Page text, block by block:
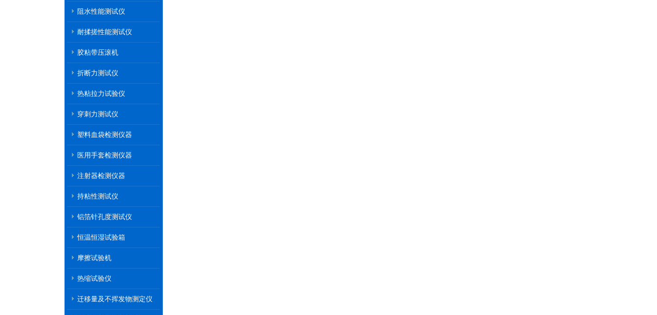
阻水性能测试仪
耐揉搓性能测试仪
胶粘带压滚机
折断力测试仪
热粘拉力试验仪
穿刺力测试仪
塑料血袋检测仪器
医用手套检测仪器
注射器检测仪器
持粘性测试仪
铝箔针孔度测试仪
恒温恒湿试验箱
摩擦试验机
热缩试验仪
迁移量及不挥发物测定仪